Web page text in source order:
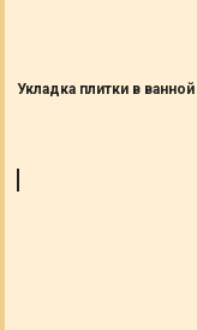
Укладка плитки в ванной